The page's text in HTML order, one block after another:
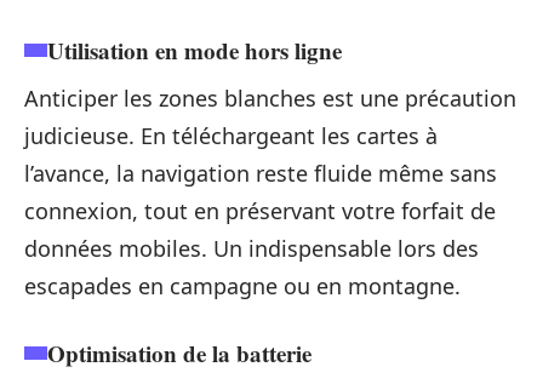
Utilisation en mode hors ligne
Anticiper les zones blanches est une précaution
judicieuse. En téléchargeant les cartes à
l’avance, la navigation reste fluide même sans
connexion, tout en préservant votre forfait de
données mobiles. Un indispensable lors des
escapades en campagne ou en montagne.
Optimisation de la batterie